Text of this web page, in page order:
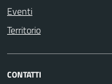
Eventi
Territorio
CONTATTI